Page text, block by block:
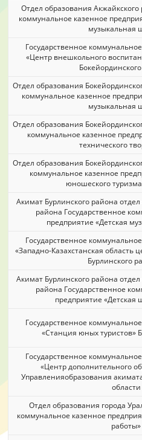
Отдел образования Акжайкского
коммунальное казенное
музыкальная
Государственное
«Центр внешкольного
Отдел образования
коммунальное казенное
музыкальная
Отдел образования
коммунальное казенное
технического
Отдел образования
коммунальное казенное
юношеского
Акимат Бурлинского района
района Государственное
предприятие «Детская
Государственное
«Западно-Казахстанская область
Бурлинского
Акимат Бурлинского района
района Государственное
предприятие «Детская
Государственное
«Станция юных туристов»
Государственное
«Центр дополнительного
Управленияобразования
области
Отдел образования города
коммунальное казенное
работы»